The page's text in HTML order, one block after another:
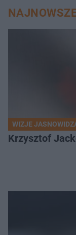
WIZJE
Krzysztof